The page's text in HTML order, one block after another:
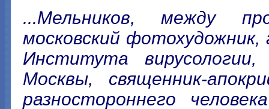
...Мельников, между
московский
Института
Москвы, священник-
разностороннего